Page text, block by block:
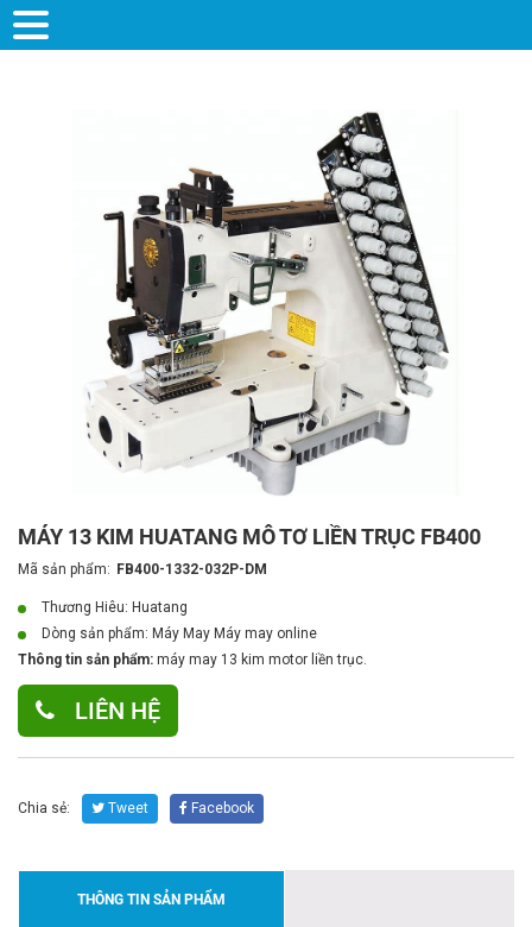
MÁY 13 KIM HUATANG MÔ TƠ LIỀN TRỤC FB400
Mã sản phẩm: FB400-1332-032P-DM
Thương Hiêu: Huatang
Dòng sản phẩm: Máy May Máy may online
Thông tin sản phẩm: máy may 13 kim motor liền trục.
LIÊN HỆ
Chia sẻ: Tweet Facebook
THÔNG TIN SẢN PHẨM